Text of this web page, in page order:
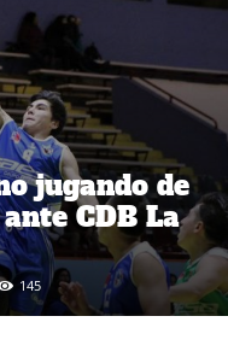
jugando de
CDB La
145